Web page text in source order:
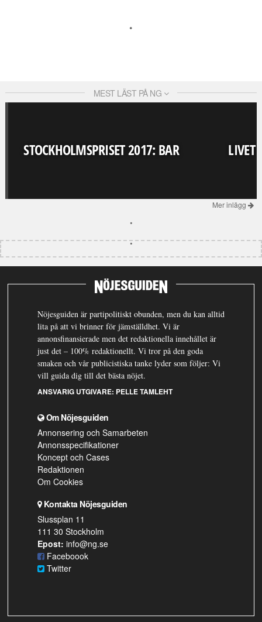
MEST LÄST PÅ NG
STOCKHOLMSPRISET 2017: BAR LIVET
Mer inlägg
Nöjesguiden är partipolitiskt obunden, men du kan alltid
lita på att vi brinner för jämställdhet. Vi är
annonsfinansierade men det redaktionella innehållet är
just det – 100% redaktionellt. Vi tror på den goda
smaken och vår publicistiska tanke lyder som följer: Vi
vill guida dig till det bästa nöjet.
ANSVARIG UTGIVARE: PELLE TAMLEHT
Om Nöjesguiden
Annonsering och Samarbeten
Annonsspecifikationer
Koncept och Cases
Redaktionen
Om Cookies
Kontakta Nöjesguiden
Slussplan 11
111 30 Stockholm
Epost: info@ng.se
Faceboook
Twitter